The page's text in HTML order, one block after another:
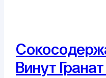
Винут